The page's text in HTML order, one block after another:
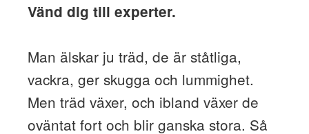
Vänd dig till experter.
Man älskar ju träd, de är ståtliga,
vackra, ger skugga och lummighet.
Men träd växer, och ibland växer de
oväntat fort och blir ganska stora. Så